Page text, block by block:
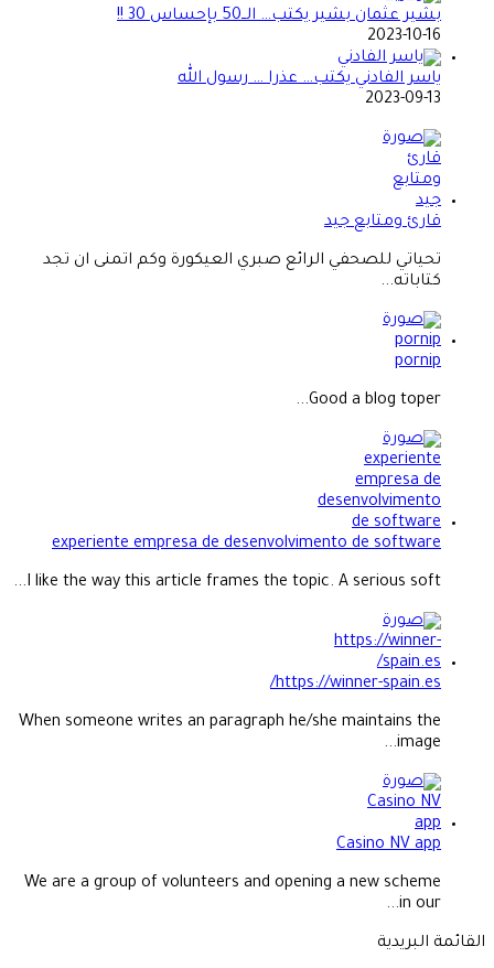
بشير عثمان بشير يكتب… الــ50 بإحساس 30 !!
2023-10-16
ياسر الفادني يكتب… عذرا … رسول الله
2023-09-13
قارئ ومتابع جيد
تحياتي للصحفي الرائع صبري العيكورة وكم اتمنى ان تجد
كتاباته...
pornip
Good a blog toper...
experiente empresa de desenvolvimento de software
I like the way this article frames the topic. A serious soft...
https://winner-spain.es/
When someone writes an paragraph he/she maintains the
image...
Casino NV app
We are a group of volunteers and opening a new scheme
in our...
القائمة البريدية